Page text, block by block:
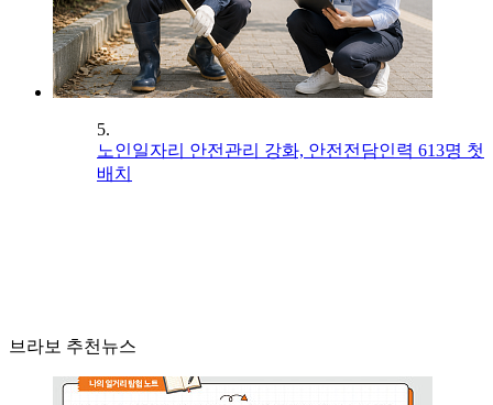
5.
노인일자리 안전관리 강화, 안전전담인력 613명 첫
배치
브라보 추천뉴스